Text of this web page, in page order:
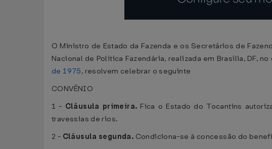
O Ministro de Estado da Fazenda e os Secretários de
Nacional de Política Fazendária, realizada em Brasília, DF,
de 1975, resolvem celebrar o seguinte
CONVÊNIO
1 - Cláusula primeira. Fica o Estado do Tocantins
travessias de rios.
2 - Cláusula segunda. Condiciona-se à concessão do